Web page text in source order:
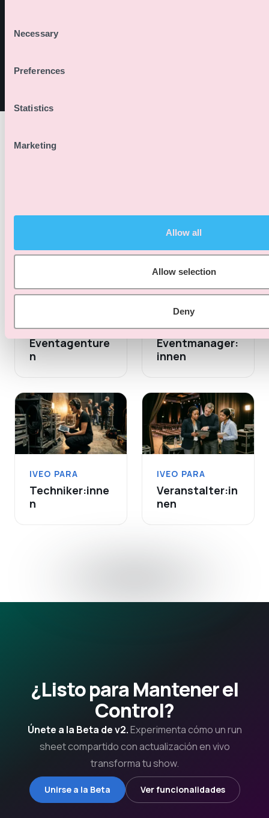
Selection
Necessary
Preferences
Statistics
Marketing
Allow all
Allow selection
Deny
IVEO PARA
Eventagenture
n
IVEO PARA
Eventmanager:
innen
IVEO PARA
Techniker:inne
n
IVEO PARA
Veranstalter:in
nen
¿Listo para Mantener el
Control?
Únete a la Beta de v2.Experimenta cómo un run
sheet compartido con actualización en vivo
transforma tu show.
Unirse a la Beta Ver funcionalidades